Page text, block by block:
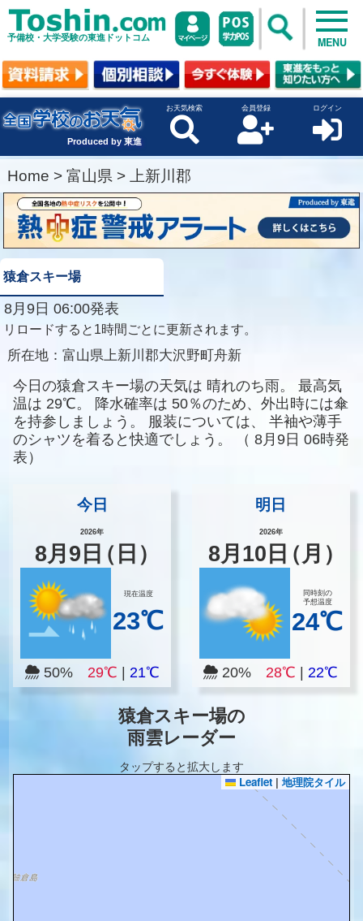
予備校・大学受験の東進ドットコム MENU
Produced by 東進
お天気検索 会員登録 ログイン
Home > 富山県 > 上新川郡
猿倉スキー場
8月9日 06:00発表
リロードすると1時間ごとに更新されます。
所在地： 富山県上新川郡大沢野町舟新
今日の猿倉スキー場の天気は 晴れのち雨。
最高気
温は 29℃。 降水確率は 50％のため、外出時には傘
を持参しましょう。
服装については、
半袖や薄手
のシャツを着ると快適でしょう。
（ 8月9日 06時発
表）
今日
2026年
8月 9 日（日）
現在温度
23℃
50% 29℃ 21℃
明日
2026年
8月 10 日（月）
同時刻の
予想温度
24℃
20% 28℃ |22℃
猿倉スキー場の
雨雲レーダー
タップすると拡大します
Leaflet | 地理院タイル